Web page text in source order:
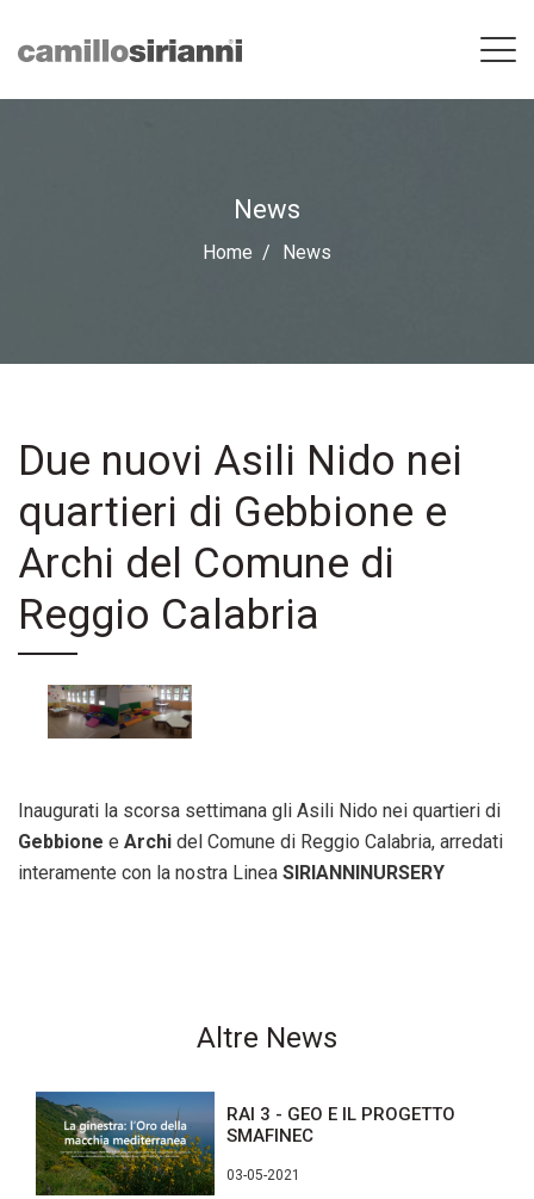
News
Home News
Due nuovi Asili Nido nei
quartieri di Gebbione e
Archi del Comune di
Reggio Calabria
Inaugurati la scorsa settimana gli Asili Nido nei quartieri di
Gebbione e Archi del Comune di Reggio Calabria, arredati
interamente con la nostra Linea SIRIANNINURSERY
Altre News
RAI 3 - GEO E IL PROGETTO
SMAFINEC
03-05-2021